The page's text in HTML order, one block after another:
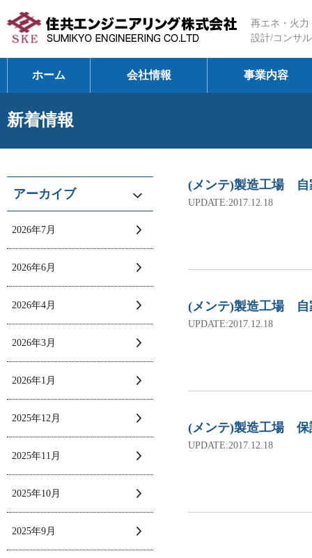
再エネ・火
設計/コンサ
ホーム 会社情報 事業内容
新着情報
(メンテ)製造工場 自
UPDATE:2017.12.18
(メンテ)製造工場 自
UPDATE:2017.12.18
(メンテ)製造工場 保
UPDATE:2017.12.18
アーカイブ
2026年7月
2026年6月
2026年4月
2026年3月
2026年1月
2025年12月
2025年11月
2025年10月
2025年9月